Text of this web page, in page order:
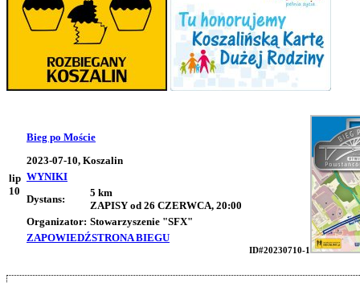
lip
10
Bieg po Moście
2023-07-10, Koszalin
WYNIKI
Dystans:
5 km
ZAPISY od 26 CZERWCA, 20:00
Organizator: Stowarzyszenie "SFX"
ZAPOWIEDŹSTRONA BIEGU
ID#20230710-1